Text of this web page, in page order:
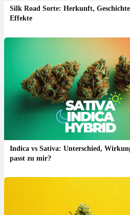
Silk Road Sorte: Herkunft,
Effekte
Indica vs Sativa: Unterschied,
passt zu mir?